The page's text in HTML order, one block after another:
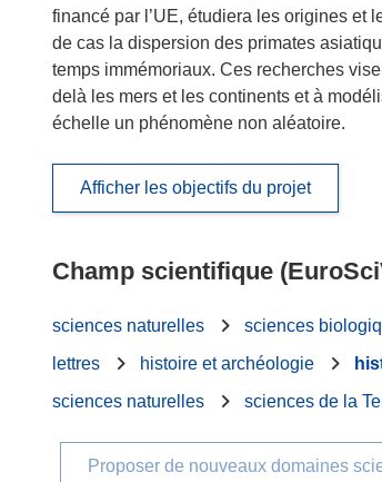
financé par l’UE, étudiera les origines et
de cas la dispersion des primates
temps immémoriaux. Ces recherches
delà les mers et les continents et à
échelle un phénomène non aléatoire.
Afficher les objectifs du projet
Champ scientifique
sciences naturelles sciences
lettres
histoire et archéologie
sciences naturelles
sciences de la
Proposer de nouveaux domaines